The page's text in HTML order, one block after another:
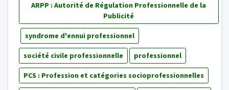
ARPP : Autorité de Régulation Professionnelle de la
Publicité
syndrome d'ennui professionnel
société civile professionnelle professionnel
PCS : Profession et catégories socioprofessionnelles